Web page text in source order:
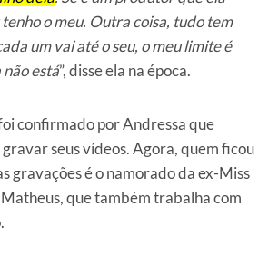
o meu. Outra coisa, tudo tem
um vai até o seu, o meu limite é
está”, disse ela na época.
confirmado por Andressa que
seus vídeos. Agora, quem ficou
gravações é o namorado da ex-Miss
que também trabalha com